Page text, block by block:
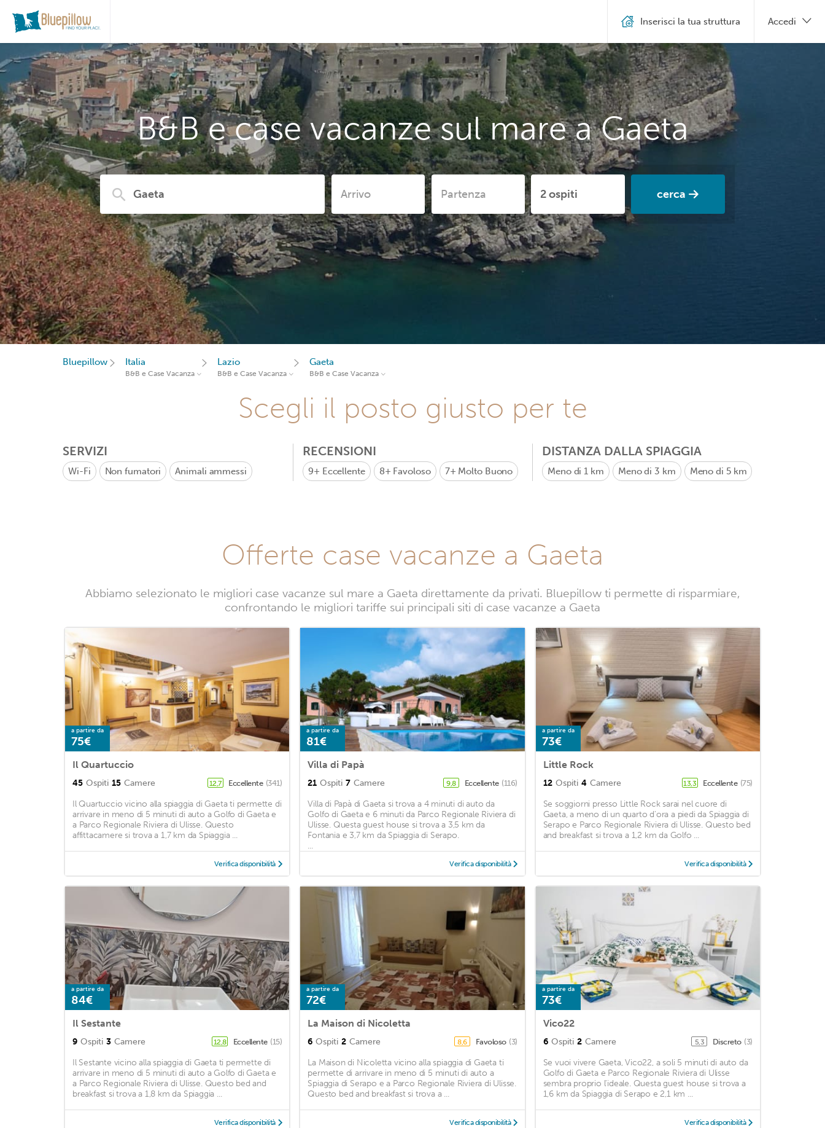
B&B e case vacanze sul mare a Gaeta
cerca
Inserisci la tua struttura Accedi
Bluepillow Italia
B&B e Case Vacanza
Lazio
B&B e Case Vacanza
Gaeta
B&B e Case Vacanza
Scegli il posto giusto per te
SERVIZI
Wi-Fi Non fumatori Animali ammessi
RECENSIONI
9+ Eccellente 8+ Favoloso 7+ Molto Buono
DISTANZA DALLA SPIAGGIA
Meno di 1 km Meno di 3 km Meno di 5 km
Offerte case vacanze a Gaeta
Abbiamo selezionato le migliori case vacanze sul mare a Gaeta direttamente da privati. Bluepillow ti permette di risparmiare,
confrontando le migliori tariffe sui principali siti di case vacanze a Gaeta
a partire da
75€
Il Quartuccio
45 Ospiti 15 Camere 12,7 Eccellente (341)
Il Quartuccio vicino alla spiaggia di Gaeta ti permette di
arrivare in meno di 5 minuti di auto a Golfo di Gaeta e
a Parco Regionale Riviera di Ulisse. Questo
affittacamere si trova a 1,7 km da Spiaggia ...
Verifica disponibilità
a partire da
81€
Villa di Papà
21 Ospiti 7 Camere 9,8 Eccellente (116)
Villa di Papà di Gaeta si trova a 4 minuti di auto da
Golfo di Gaeta e 6 minuti da Parco Regionale Riviera di
Ulisse. Questa guest house si trova a 3,5 km da
Fontania e 3,7 km da Spiaggia di Serapo.
...
Verifica disponibilità
a partire da
73€
Little Rock
12 Ospiti 4 Camere 13,3 Eccellente (75)
Se soggiorni presso Little Rock sarai nel cuore di
Gaeta, a meno di un quarto d'ora a piedi da Spiaggia di
Serapo e Parco Regionale Riviera di Ulisse. Questo bed
and breakfast si trova a 1,2 km da Golfo ...
Verifica disponibilità
a partire da
84€
Il Sestante
9 Ospiti 3 Camere 12,8 Eccellente (15)
Il Sestante vicino alla spiaggia di Gaeta ti permette di
arrivare in meno di 5 minuti di auto a Golfo di Gaeta e
a Parco Regionale Riviera di Ulisse. Questo bed and
breakfast si trova a 1,8 km da Spiaggia ...
Verifica disponibilità
a partire da
72€
La Maison di Nicoletta
6 Ospiti 2 Camere 8,6 Favoloso (3)
La Maison di Nicoletta vicino alla spiaggia di Gaeta ti
permette di arrivare in meno di 5 minuti di auto a
Spiaggia di Serapo e a Parco Regionale Riviera di Ulisse.
Questo bed and breakfast si trova a ...
Verifica disponibilità
a partire da
73€
Vico22
6 Ospiti 2 Camere 5,3 Discreto (3)
Se vuoi vivere Gaeta, Vico22, a soli 5 minuti di auto da
Golfo di Gaeta e Parco Regionale Riviera di Ulisse
sembra proprio l'ideale. Questa guest house si trova a
1,6 km da Spiaggia di Serapo e 2,1 km ...
Verifica disponibilità